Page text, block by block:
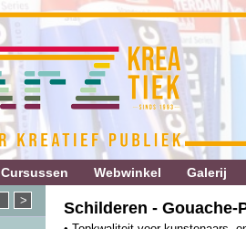
Cursussen Webwinkel Galerij
Schilderen -